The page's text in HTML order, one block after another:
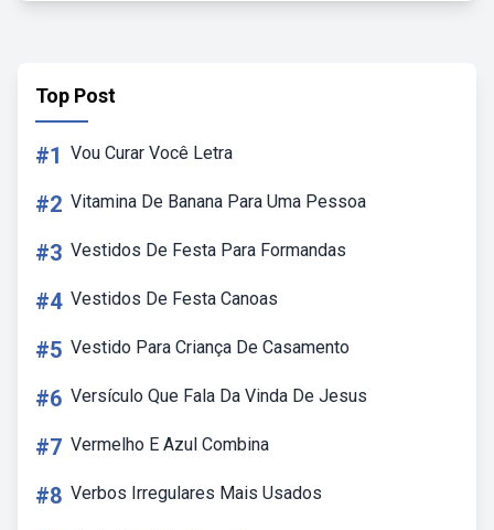
Top Post
#1 Vou Curar Você Letra
#2 Vitamina De Banana Para Uma Pessoa
#3 Vestidos De Festa Para Formandas
#4 Vestidos De Festa Canoas
#5 Vestido Para Criança De Casamento
#6 Versículo Que Fala Da Vinda De Jesus
#7 Vermelho E Azul Combina
#8 Verbos Irregulares Mais Usados